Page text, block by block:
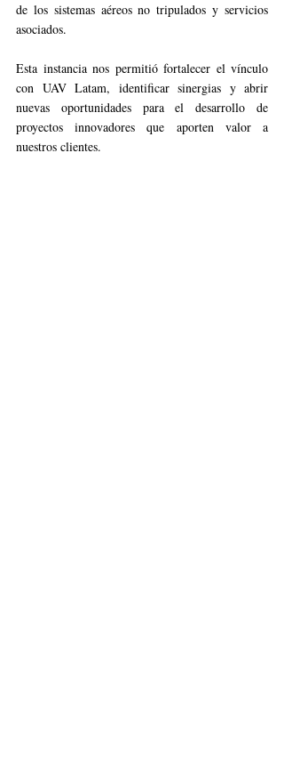
de los sistemas aéreos no tripulados y servicios
asociados.
Esta instancia nos permitió fortalecer el vínculo
con UAV Latam, identificar sinergias y abrir
nuevas oportunidades para el desarrollo de
proyectos innovadores que aporten valor a
nuestros clientes.